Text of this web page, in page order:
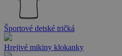
Športové detské tričká
Hrejivé mikiny klokanky